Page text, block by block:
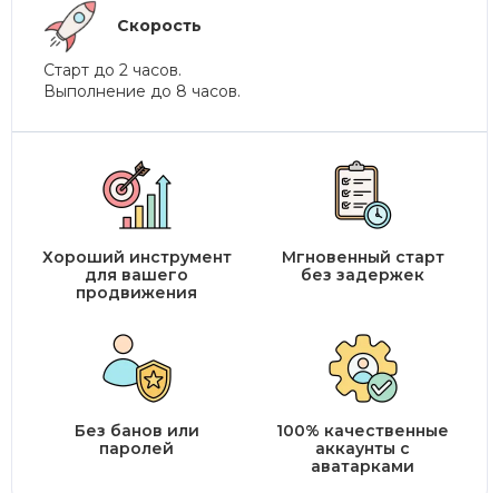
Скорость
Старт до 2 часов.
Выполнение до 8 часов.
Хороший инструмент
для вашего
продвижения
Мгновенный старт
без задержек
Без банов или
паролей
100% качественные
аккаунты с
аватарками